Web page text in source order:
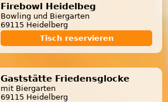
Firebowl Heidelbeg
Bowling und Biergarten
69115 Heidelberg
Tisch reservieren
Gaststätte Friedensglocke
mit Biergarten
69115 Heidelberg